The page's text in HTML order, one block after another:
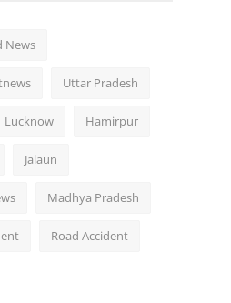
News
Uttar Pradesh
Lucknow Hamirpur
Jalaun
Madhya Pradesh
Road Accident